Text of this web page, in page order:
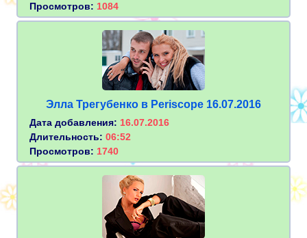
Просмотров: 1084
Элла Трегубенко в Periscope 16.07.2016
Дата добавления: 16.07.2016
Длительность: 06:52
Просмотров: 1740